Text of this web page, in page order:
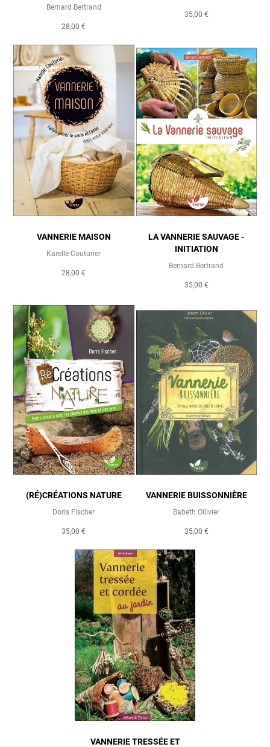
Bernard Bertrand
28,00 €
35,00 €
VANNERIE MAISON
Karelle Couturier
28,00 €
LA VANNERIE SAUVAGE -
INITIATION
Bernard Bertrand
35,00 €
(RÉ)CRÉATIONS NATURE
Doris Fischer
35,00 €
VANNERIE BUISSONNIÈRE
Babeth Ollivier
35,00 €
VANNERIE TRESSÉE ET